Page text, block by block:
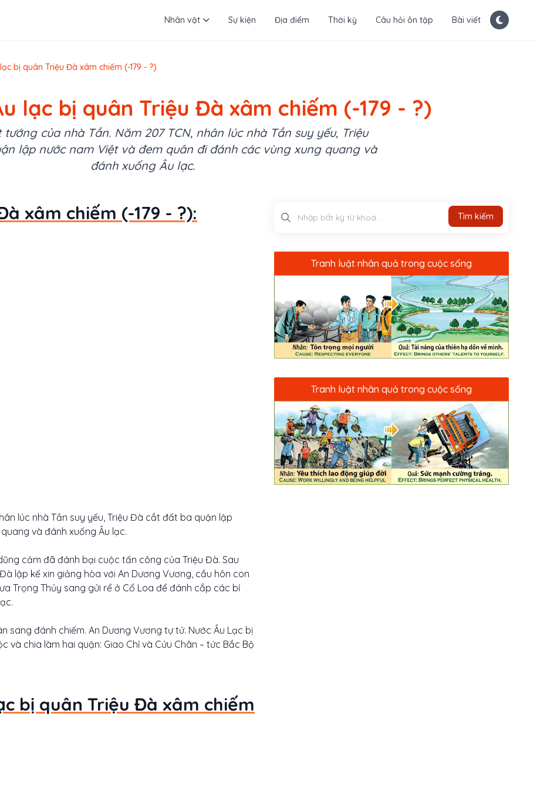
Nhân vật Sự kiện Địa điểm Thời kỳ Câu hỏi ôn tập Bài viết
bị quân Triệu Đà xâm chiếm (-179 - ?)
lạc bị quân Triệu Đà xâm chiếm (-179 - ?)
của nhà Tần. Năm 207 TCN, nhân lúc nhà Tần suy yếu, Triệu
lập nước nam Việt và đem quân đi đánh các vùng xung quang và
đánh xuống Âu lạc.
xâm chiếm (-179 - ?):
lúc nhà Tần suy yếu, Triệu Đà cắt đất ba quận lập
và đánh xuống Âu lạc.
cảm đã đánh bại cuộc tấn công của Triệu Đà. Sau
lập kế xin giảng hòa với An Dương Vương, cầu hôn con
Trọng Thủy sang gửi rể ở Cổ Loa để đánh cắp các bí
sang đánh chiếm. An Dương Vương tự tử. Nước Âu Lạc bị
và chia làm hai quận: Giao Chỉ và Cửu Chân – tức Bắc Bộ
bị quân Triệu Đà xâm chiếm
Tìm kiếm
Tranh luật nhân quả trong cuộc sống
Tranh luật nhân quả trong cuộc sống